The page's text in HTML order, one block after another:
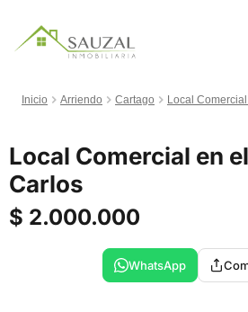
Inicio Arriendo Cartago Local
Local Comercial en
Carlos
$ 2.000.000
WhatsApp